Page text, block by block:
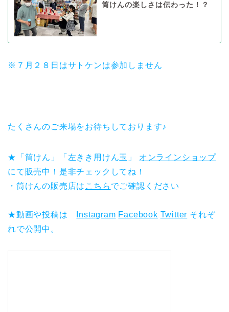
筒けんの楽しさは伝わった！？
※７月２８日はサトケンは参加しません
たくさんのご来場をお待ちしております♪
★「筒けん」「左きき用けん玉」 オンラインショップ
にて販売中！是非チェックしてね！
・筒けんの販売店は こちら でご確認ください
★動画や投稿は Instagram Facebook Twitter それぞ
れで公開中。